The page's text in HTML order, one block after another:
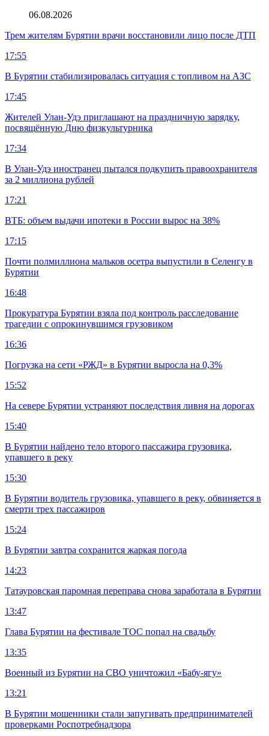
06.08.2026
Трем жителям Бурятии врачи восстановили лицо после ДТП
17:55
В Бурятии стабилизировалась ситуация с топливом на АЗС
17:45
Жителей Улан-Удэ приглашают на праздничную зарядку,
посвящённую Дню физкультурника
17:34
В Улан-Удэ иностранец пытался подкупить правоохранителя
за 2 миллиона рублей
17:21
ВТБ: объем выдачи ипотеки в России вырос на 38%
17:15
Почти полмиллиона мальков осетра выпустили в Селенгу в
Бурятии
16:48
Прокуратура Бурятии взяла под контроль расследование
трагедии с опрокинувшимся грузовиком
16:36
Погрузка на сети «РЖД» в Бурятии выросла на 0,3%
15:52
На севере Бурятии устраняют последствия ливня на дорогах
15:40
В Бурятии найдено тело второго пассажира грузовика,
упавшего в реку
15:30
В Бурятии водитель грузовика, упавшего в реку, обвиняется в
смерти трех пассажиров
15:24
В Бурятии завтра сохранится жаркая погода
14:23
Татауровская паромная переправа снова заработала в Бурятии
13:47
Глава Бурятии на фестивале ТОС попал на свадьбу
13:35
Военный из Бурятии на СВО уничтожил «Бабу-ягу»
13:21
В Бурятии мошенники стали запугивать предпринимателей
проверками Роспотребнадзора